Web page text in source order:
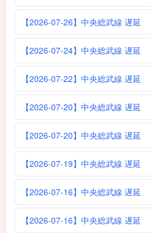
【2026-07-26】中央総武線 遅延
【2026-07-24】中央総武線 遅延
【2026-07-22】中央総武線 遅延
【2026-07-20】中央総武線 遅延
【2026-07-20】中央総武線 遅延
【2026-07-19】中央総武線 遅延
【2026-07-16】中央総武線 遅延
【2026-07-16】中央総武線 遅延